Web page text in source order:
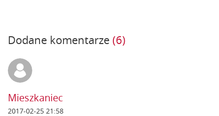
Dodane komentarze (6)
Mieszkaniec
2017-02-25 21:58